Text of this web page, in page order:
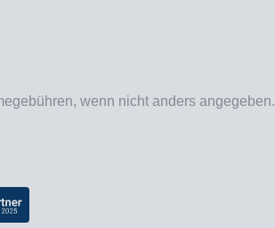
wenn nicht anders angegeben.